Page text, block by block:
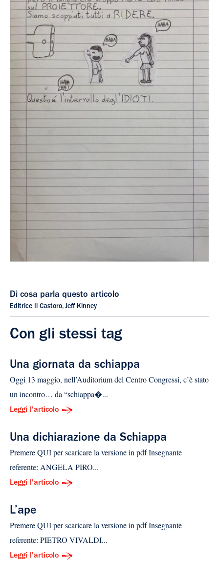
Di cosa parla questo articolo
Editrice Il Castoro, Jeff Kinney
Con gli stessi tag
Una giornata da schiappa
Oggi 13 maggio, nell’Auditorium del Centro Congressi, c’è stato
un incontro… da “schiappa�...
Leggi l'articolo
Una dichiarazione da Schiappa
Premere QUI per scaricare la versione in pdf Insegnante
referente: ANGELA PIRO...
Leggi l'articolo
L’ape
Premere QUI per scaricare la versione in pdf Insegnante
referente: PIETRO VIVALDI...
Leggi l'articolo